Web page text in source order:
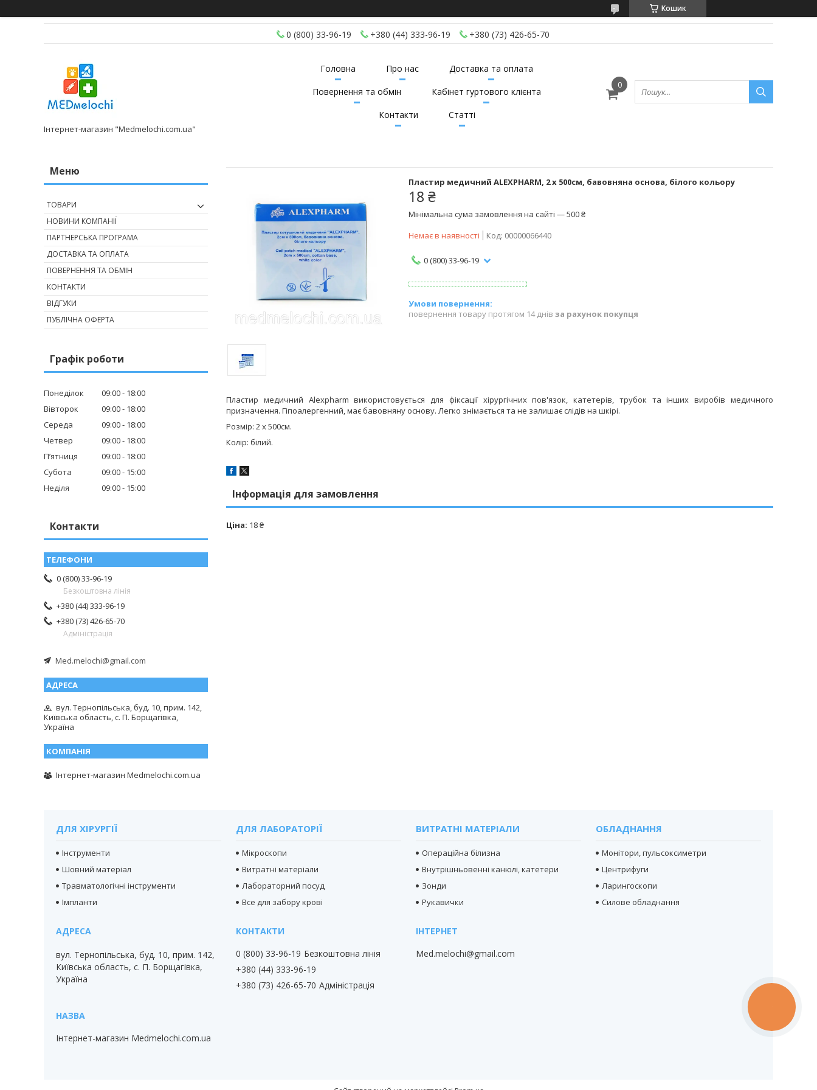
Кошик
0 (800) 33-96-19 +380 (44) 333-96-19 +380 (73) 426-65-70
Інтернет-магазин "Medmelochi.com.ua"
Головна Про нас
Доставка та оплата
Повернення та обмін
Кабінет гуртового клієнта
Контакти
Статті
Пластир медичний ALEXPHARM, 2 х 500cм, бавовняна основа, білого кольору
18 ₴
Мінімальна сума замовлення на сайті — 500 ₴
Немає в наявності
Код: 00000066440
0 (800) 33-96-19
повернення товару протягом 14 днів за рахунок покупця
Пластир медичний Alexpharm використовується для фіксації хірургічних пов'язок, катетерів, трубок та інших виробів медичного
призначення. Гіпоалергенний, має бавовняну основу. Легко знімається та не залишає слідів на шкірі.
Розмір: 2 х 500cм.
Колір: білий.
Інформація для замовлення
Ціна: 18 ₴
ТОВАРИ
НОВИНИ КОМПАНІЇ
ПАРТНЕРСЬКА ПРОГРАМА
ДОСТАВКА ТА ОПЛАТА
ПОВЕРНЕННЯ ТА ОБМІН
КОНТАКТИ
ВІДГУКИ
ПУБЛІЧНА ОФЕРТА
Графік роботи
Понеділок 09:00
18:00
Вівторок
09:00
18:00
Середа
09:00
18:00
Четвер
09:00
18:00
Пʼятниця
09:00
18:00
Субота
09:00
15:00
Неділя
09:00 15:00
Контакти
0 (800) 33-96-19
Безкоштовна лінія
+380 (44) 333-96-19
+380 (73) 426-65-70
Адміністрація
Med.melochi@gmail.com
вул. Тернопільська, буд. 10, прим. 142,
Київська область, с. П. Борщагівка,
Україна
Інтернет-магазин Medmelochi.com.ua
ДЛЯ ХІРУРГІЇ
Інструменти
Шовний матеріал
Травматологічні інструменти
Імпланти
ДЛЯ ЛАБОРАТОРІЇ
Мікроскопи
Витратні матеріали
Лабораторний посуд
Все для забору крові
ВИТРАТНІ МАТЕРІАЛИ
Операційна білизна
Внутрішньовенні канюлі, катетери
Зонди
Рукавички
ОБЛАДНАННЯ
Монітори, пульсоксиметри
Центрифуги
Ларингоскопи
Силове обладнання
вул. Тернопільська, буд. 10, прим. 142,
Київська область, с. П. Борщагівка,
Україна
Інтернет-магазин Medmelochi.com.ua
0 (800) 33-96-19 Безкоштовна лінія
+380 (44) 333-96-19
+380 (73) 426-65-70 Адміністрація
Med.melochi@gmail.com